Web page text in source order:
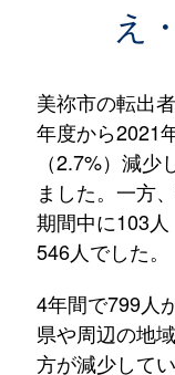
え
美祢市の転出
年度から2021
（2.7%）減
ました。一方
期間中に103
546人でした。
4年間で799人
県や周辺の地
方が減少して